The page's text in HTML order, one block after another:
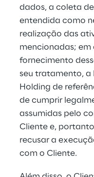
dados, a coleta
entendida como
realização das
mencionadas; em
fornecimento
seu tratamento, a
Holding de
de cumprir
assumidas pelo
Cliente e,
recusar a
com o Cliente.